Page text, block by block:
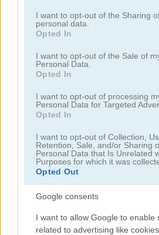
services and may gather and store
not limited to your visit or usage
grant or deny consent to Google and
use your data for below specified
consent section.
I want to opt-out of the Sharing
personal data.
Opted In
I want to opt-out of the Sale of
Personal Data.
Opted In
I want to opt-out of processing
Personal Data for Targeted
Opted In
I want to opt-out of Collection,
Retention, Sale, and/or Sharing
Personal Data that Is Unrelated
Purposes for which it was
Opted Out
Google consents
I want to allow Google to enable
related to advertising like
Solitaire Classic
Solitaire Master
Danh mục liên quan